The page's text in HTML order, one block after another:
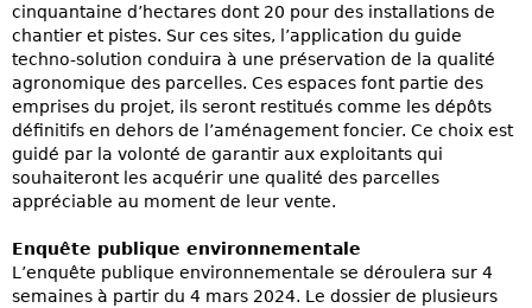
cinquantaine d’hectares dont 20 pour des installations de
chantier et pistes. Sur ces sites, l’application du guide
techno-solution conduira à une préservation de la qualité
agronomique des parcelles. Ces espaces font partie des
emprises du projet, ils seront restitués comme les dépôts
définitifs en dehors de l’aménagement foncier. Ce choix est
guidé par la volonté de garantir aux exploitants qui
souhaiteront les acquérir une qualité des parcelles
appréciable au moment de leur vente.
Enquête publique environnementale
L’enquête publique environnementale se déroulera sur 4
semaines à partir du 4 mars 2024. Le dossier de plusieurs